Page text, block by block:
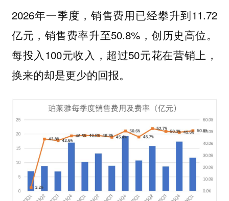
2026年一季度，销售费用已经攀升到11.72
亿元，销售费率升至50.8%，创历史高位。
每投入100元收入，超过50元花在营销上，
换来的却是更少的回报。